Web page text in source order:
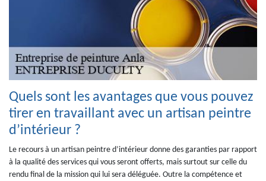
Quels sont les avantages que vous pouvez
tirer en travaillant avec un artisan peintre
d’intérieur ?
Le recours à un artisan peintre d’intérieur donne des garanties par rapport
à la qualité des services qui vous seront offerts, mais surtout sur celle du
rendu final de la mission qui lui sera déléguée. Outre la compétence et